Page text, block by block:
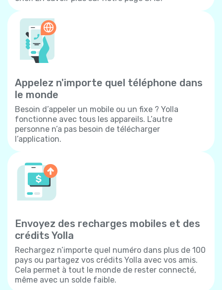
Appelez n'importe quel téléphone dans
le monde
Besoin d’appeler un mobile ou un fixe ? Yolla
fonctionne avec tous les appareils. L’autre
personne n’a pas besoin de télécharger
l’application.
Envoyez des recharges mobiles et des
crédits Yolla
Rechargez n’importe quel numéro dans plus de 100
pays ou partagez vos crédits Yolla avec vos amis.
Cela permet à tout le monde de rester connecté,
même avec un solde faible.